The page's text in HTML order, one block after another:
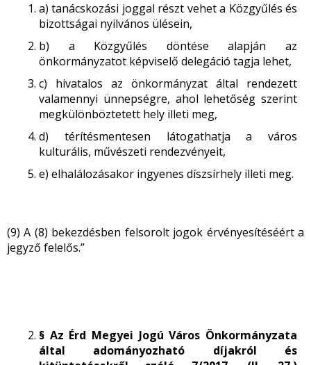
a) tanácskozási joggal részt vehet a Közgyűlés és
bizottságai nyilvános ülésein,
b) a Közgyűlés döntése alapján az
önkormányzatot képviselő delegáció tagja lehet,
c) hivatalos az önkormányzat által rendezett
valamennyi ünnepségre, ahol lehetőség szerint
megkülönböztetett hely illeti meg,
d) térítésmentesen látogathatja a város
kulturális, művészeti rendezvényeit,
e) elhalálozásakor ingyenes díszsírhely illeti meg.
(9) A (8) bekezdésben felsorolt jogok érvényesítéséért a
jegyző felelős.”
§ Az Érd Megyei Jogú Város Önkormányzata
által adományozható díjakról és